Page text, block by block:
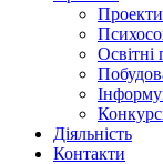
Проекти
Освітні
Діяльність
Контакти